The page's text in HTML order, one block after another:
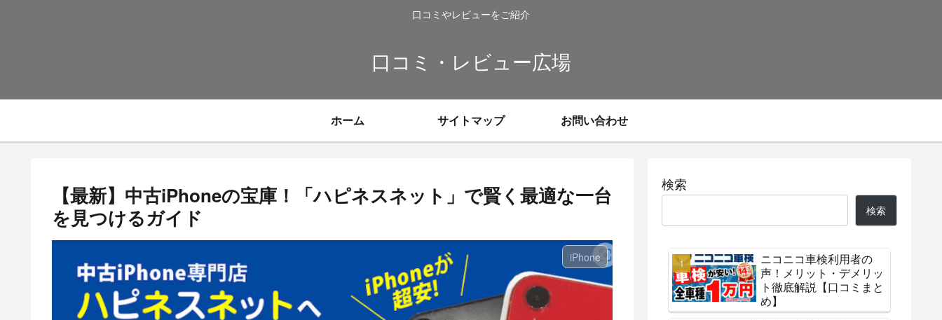
口コミやレビューをご紹介
口コミ・レビュー広場
ホーム サイトマップ お問い合わせ
【最新】中古iPhoneの宝庫！「ハピネスネット」で賢く最適な一台
を見つけるガイド
iPhone
検索
検索
ニコニコ車検利用者の
声！メリット・デメリッ
ト徹底解説【口コミまと
め】